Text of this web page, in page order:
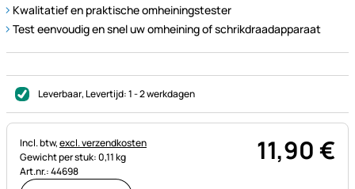
Kwalitatief en praktische omheiningstester
Test eenvoudig en snel uw omheining of schrikdraadapparaat
Leverbaar, Levertijd:1 - 2 werkdagen
Belastinginformatie:
Incl. btw,excl. verzendkosten
Gewicht per stuk: 0,11 kg
Art.nr.: 44698
11,90€